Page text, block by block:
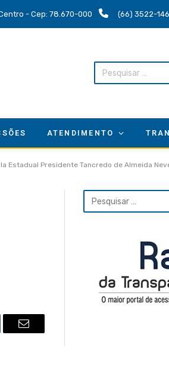
- Cep: 78.670-000 (66) 3522-
ATENDIMENTO
Estadual Presidente Tancredo de Almeida
Email